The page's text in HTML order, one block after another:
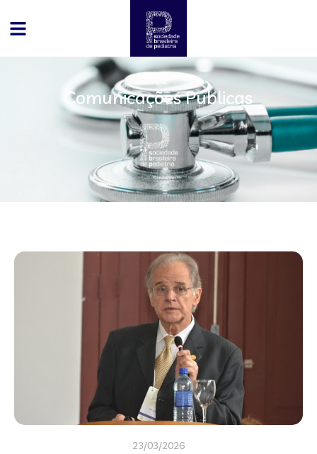
Comunicações Públicas
23/03/2026